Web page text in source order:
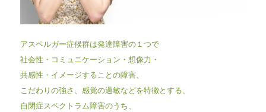
アスペルガー症候群は発達障害の１つで
社会性・コミュニケーション・想像力・
共感性・イメージすることの障害、
こだわりの強さ、感覚の過敏などを特徴とする、
自閉症スペクトラム障害のうち、